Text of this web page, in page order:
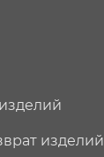
изделий